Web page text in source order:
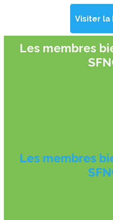
Visiter la
Les membres
Les membres